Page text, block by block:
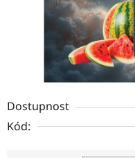
Dostupnost
Kód: